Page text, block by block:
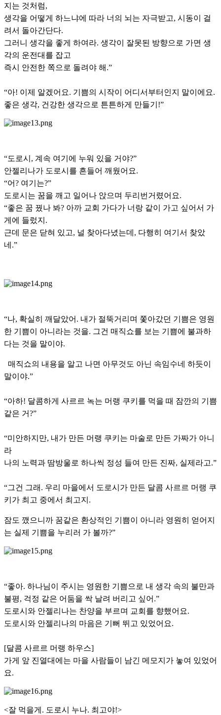
지는 것처럼,
생각을 어떻게 하느냐에 따라 너의 뇌는 자극받고, 시동이 걸
려서 돌아간단다.
그러니 생각을 좋게 하여라. 생각이 잘못된 방향으로 가면 생
각의 운전대를 잡고
즉시 안전한 쪽으로 돌려야 해.”
“아! 이제 알겠어요. 기쁨의 시작이 어디서부터인지 말이에요.
좋은 생각, 건강한 생각으로 튼튼하게 만들기!”
“도로시, 계속 여기에 누워 있을 거야?”
안젤리나가 도로시를 흔들어 깨웠어요.
“어? 여기는?”
도로시는 꿈을 깨고 일어나 앉으며 두리번거렸어요.
“좋은 꿈 꿨나 봐? 아까 교회 가다가 너랑 같이 가고 싶어서 가
게에 들렀지.
근데 문은 닫혀 있고, 널 찾아다녔는데, 다행히 여기서 찾았
네.”
“나, 확실히 깨달았어. 내가 절뚝거리며 쫓아갔던 기쁨은 영원
한 기쁨이 아니라는 것을. 그건 매직쇼를 보는 기쁨에 불과하
다는 것을 말이야.
매직쇼의 내용을 알고 나면 아무것도 아닌 속임수네 하듯이
말이야.”
“아하! 달콤하게 사르르 녹는 머랭 쿠키를 먹을 때 잠깐의 기쁨
같은 거?”
“미안하지만, 내가 만든 머랭 쿠키는 마술로 만든 가짜가 아니
라
나의 노력과 땀방울로 하나씩 정성 들여 만든 진짜, 실제라고.”
“그건 그래. 우리 마을에서 도로시가 만든 달콤 사르르 머랭 쿠
키가 최고 중에서 최고지.
잠도 깼으니까 꿈같은 환상적인 기쁨이 아니라 영원히 얻어지
는 실제 기쁨을 누리러 가 볼까?”
“좋아. 하나님이 주시는 영원한 기쁨으로 내 생각 속의 불만과
불평, 걱정 같은 어둠을 싹 날려 버리고 싶어.”
도로시와 안젤리나는 찬양을 부르며 교회를 향했어요.
도로시와 안젤리나의 마음은 기뻐 뛰고 있었어요.
[달콤 사르르 머랭 하우스]
가게 앞 진열대에는 마을 사람들이 남긴 메모지가 놓여 있었어
요.
<잘 먹을게. 도로시 누나. 최고야!>